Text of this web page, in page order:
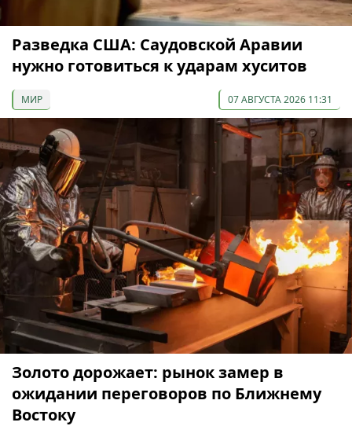
Разведка США: Саудовской Аравии
нужно готовиться к ударам хуситов
МИР 07 АВГУСТА 2026 11:31
Золото дорожает: рынок замер в
ожидании переговоров по Ближнему
Востоку